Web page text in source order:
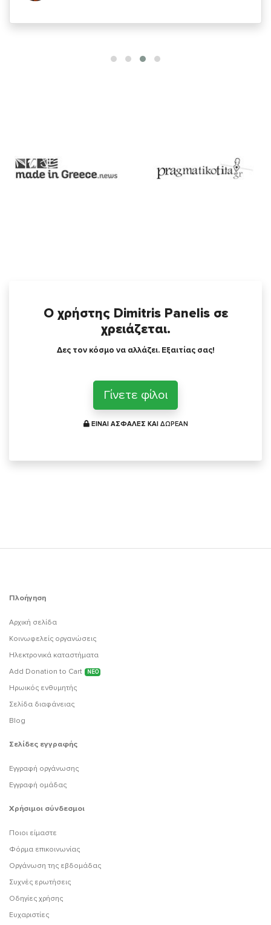
Ο χρήστης Dimitris Panelis σε
χρειάζεται.
Δες τον κόσμο να αλλάζει. Εξαιτίας σας!
Γίνετε φίλοι
ΕΙΝΑΙ ΑΣΦΑΛΕΣ ΚΑΙ ΔΩΡΕΑΝ
Πλοήγηση
Αρχική σελίδα
Κοινωφελείς οργανώσεις
Ηλεκτρονικά καταστήματα
Add Donation to Cart
ΝΕΟ
Ηρωικός ενθυμητής
Σελίδα διαφάνειας
Blog
Σελίδες εγγραφής
Εγγραφή οργάνωσης
Εγγραφή ομάδας
Χρήσιμοι σύνδεσμοι
Ποιοι είμαστε
Φόρμα επικοινωνίας
Οργάνωση της εβδομάδας
Συχνές ερωτήσεις
Οδηγίες χρήσης
Ευχαριστίες